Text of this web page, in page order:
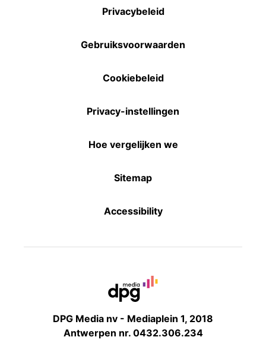
Privacybeleid
Gebruiksvoorwaarden
Cookiebeleid
Privacy-instellingen
Hoe vergelijken we
Sitemap
Accessibility
DPG Media nv - Mediaplein 1, 2018
Antwerpen nr. 0432.306.234